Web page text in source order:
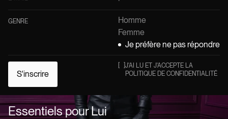
GENRE
Homme
Femme
Je préfère ne pas répondre
S'inscrire
J'AI LU ET J'ACCEPTE LA
POLITIQUE DE CONFIDENTIALITÉ
Essentiels pour Lui